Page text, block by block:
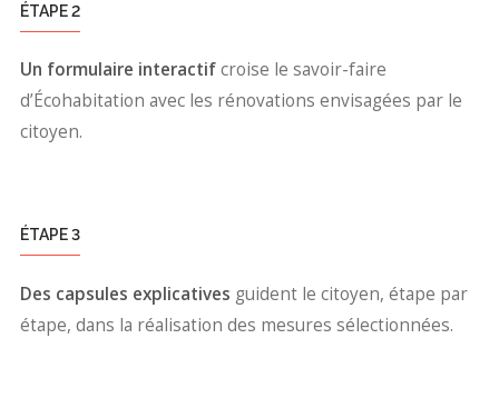
ÉTAPE 2
Un formulaire interactifcroise le savoir-faire
d’Écohabitation avec les rénovations envisagées par le
citoyen.
ÉTAPE 3
Des capsules explicatives guident le citoyen, étape par
étape, dans la réalisation des mesures sélectionnées.